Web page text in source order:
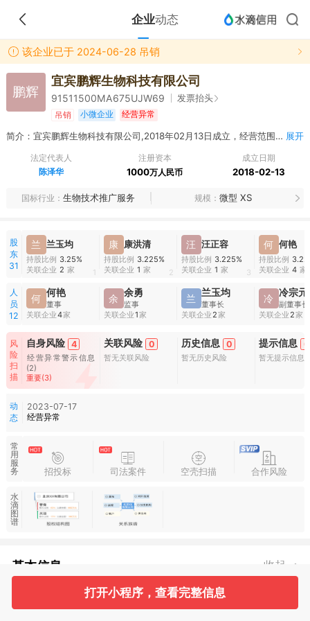
企业动态
该企业已于 2024-06-28 吊销
鹏辉
宜宾鹏辉生物科技有限公司
91511500MA675UJW69 发票抬头
吊销 小微企业 经营异常
简介：宜宾鹏辉生物科技有限公司,2018年02月13日成立，经营范围包括生物制品、生物制品生产技术的研发、技术转让；生物技术、农业技术、水产品养殖技术的开发、服务、推广、成果转让；化工原料及产品（不含危险化学品及易制毒品）、生物医药制品生产技术研发；初级食用农产品的销售、收购（除粮食）；水稻、果蔬、花卉、苗木、药材的种植、销售；预包装食品、化妆品、服装、包装材料、保健品、建筑材料、医药制品的销售；农副产品收购、销售；有机肥料加工、销售；中药材野生品种选育；水产品养殖、销售；冷藏服务；生态农业观光旅游。（依法须经批准的项目，经相关部门批准后方可开展经营活动） 展开
法定代表人
陈泽华
注册资本
1000万人民币
成立日期
2018-02-13
国标行业 生物技术推广服务 规模 微型 XS
股
东
31
兰 兰玉均
持股比例 3.25%
关联企业 2 家 1
康 康洪清
持股比例 3.225%
关联企业 1 家 2
汪 汪正容
持股比例 3.225%
关联企业 1 家 3
何 何艳
持股比例
关联企业 4 家
人
员
12
何 何艳
董事
关联企业4家
余 余勇
监事
关联企业1家
兰 兰玉均
董事长
关联企业2家
冷 冷宗元
副董事长
关联企业2家
风
险
扫
描
自身风险 4
经营异常警示信息
(2)
重要(3)
关联风险 0
暂无关联风险
历史信息 0
暂无历史风险
提示信息 0
暂无提示信息
动
态
2023-07-17
经营异常
常
用
服
务
招投标 司法案件 空壳扫描 合作风险
水
滴
图
谱
基本信息 收起
31 12
打开小程序，查看完整信息